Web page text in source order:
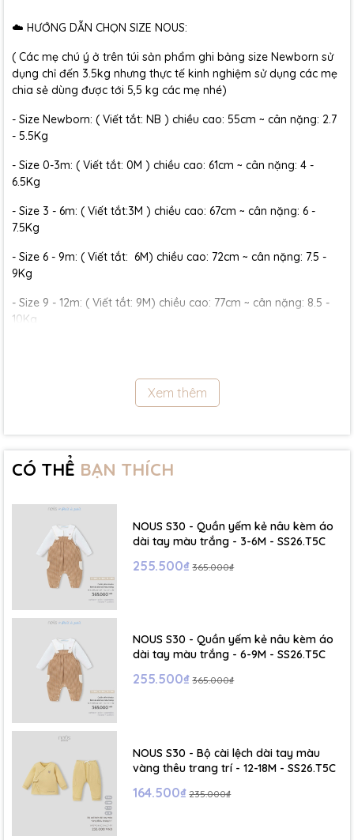
☁️ HƯỚNG DẪN CHỌN SIZE NOUS:
( Các mẹ chú ý ở trên túi sản phẩm ghi bảng size Newborn sử
dụng chỉ đến 3.5kg nhưng thực tế kinh nghiệm sử dụng các mẹ
chia sẻ dùng được tới 5,5 kg các mẹ nhé)
- Size Newborn: ( Viết tắt: NB ) chiều cao: 55cm ~ cân nặng: 2.7
- 5.5Kg
- Size 0-3m: ( Viết tắt: 0M ) chiều cao: 61cm ~ cân nặng: 4 -
6.5Kg
- Size 3 - 6m: ( Viết tắt:3M ) chiều cao: 67cm ~ cân nặng: 6 -
7.5Kg
- Size 6 - 9m: ( Viết tắt: 6M) chiều cao: 72cm ~ cân nặng: 7.5 -
9Kg
- Size 9 - 12m: ( Viết tắt: 9M) chiều cao: 77cm ~ cân nặng: 8.5 -
10Kg
- Size 18 - 24m:( Viết tắt: 18M) chiều cao: 86cm ~ cân nặng: 11.5 -
15Kg
17Kg
- Size 4 - 5Y: ( Viết tắt: 4Y) chiều cao: 107 - 114cm ~ cân nặng: 17
- Size 5 - 6Y: ( Viết tắt: 5Y) chiều cao: 114 - 122cm ~ cân nặng: 19
☁️ Bảng Size Mũ, Giày và Phụ kiện :
- NB : Dưới 6 kg
- Size S: 0-6 tháng
- Size M : 6-12 tháng
- Size L : 12-24 tháng
- Size XL :2- 6 tuổi
Xem thêm
CÓ THỂ BẠN THÍCH
NOUS S30 - Quần yếm kẻ nâu kèm áo
dài tay màu trắng - 3-6M - SS26.T5C
255.500₫ 365.000₫
NOUS S30 - Quần yếm kẻ nâu kèm áo
dài tay màu trắng - 6-9M - SS26.T5C
255.500₫ 365.000₫
NOUS S30 - Bộ cài lệch dài tay màu
vàng thêu trang trí - 12-18M - SS26.T5C
164.500₫ 235.000₫